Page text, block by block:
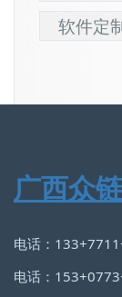
软件定
广西众
电话：
电话：